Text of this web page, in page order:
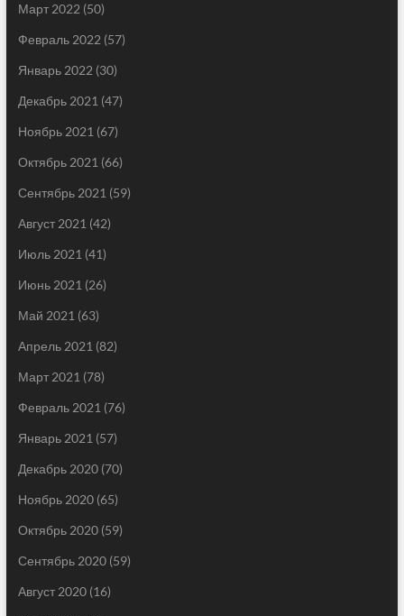
Март 2022 (50)
Февраль 2022 (57)
Январь 2022 (30)
Декабрь 2021 (47)
Ноябрь 2021 (67)
Октябрь 2021 (66)
Сентябрь 2021 (59)
Август 2021 (42)
Июль 2021 (41)
Июнь 2021 (26)
Май 2021 (63)
Апрель 2021 (82)
Март 2021 (78)
Февраль 2021 (76)
Январь 2021 (57)
Декабрь 2020(70)
Ноябрь 2020(65)
Октябрь 2020(59)
Сентябрь 2020(59)
Август 2020(16)